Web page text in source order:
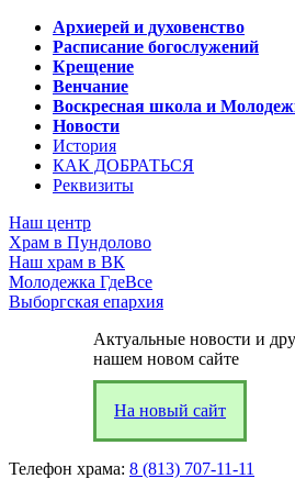
Архиерей и духовенство
Расписание богослужений
Крещение
Венчание
Воскресная школа и
Новости
История
КАК ДОБРАТЬСЯ
Реквизиты
Наш центр
Храм в Пундолово
Наш храм в ВК
Молодежка ГдеВсе
Выборгская епархия
Актуальные новости и
нашем новом сайте
На новый сайт
Телефон храма: 8 (813) 707-11-11